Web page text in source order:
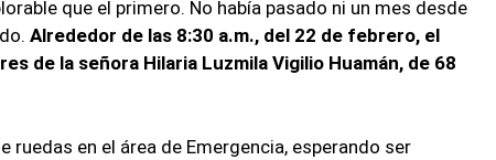
que el primero. No había pasado ni un mes desde
Alrededor de las 8:30 a.m., del 22 de febrero, el
de la señora Hilaria Luzmila Vigilio Huamán, de 68
ruedas en el área de Emergencia, esperando ser